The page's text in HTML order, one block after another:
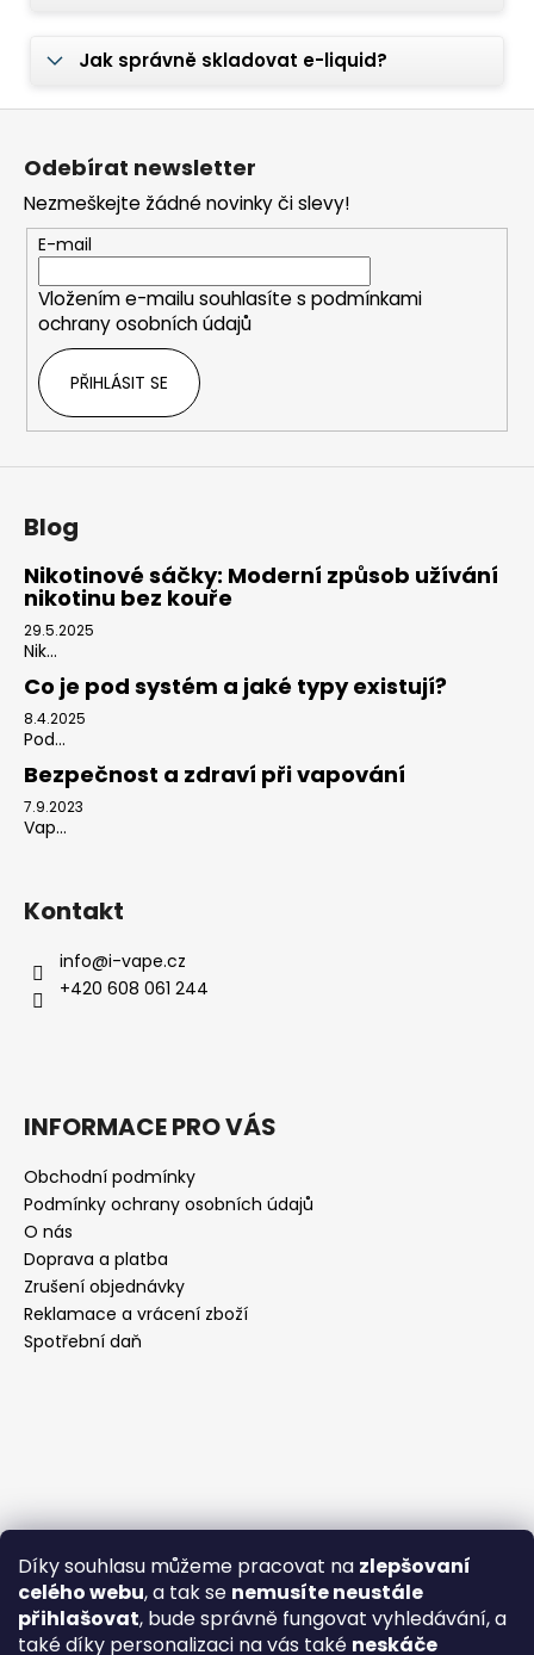
Díky souhlasu můžeme pracovat na zlepšovaní
celého webu, a tak se nemusíte neustále
přihlašovat, bude správně fungovat vyhledávání, a
také díky personalizaci na vás také neskáče
Jak správně skladovat e-liquid?
Z
Odebírat newsletter
Nezmeškejte žádné novinky či slevy!
E-mail
Vložením e-mailu souhlasíte s podmínkami
ochrany osobních údajů
PŘIHLÁSIT SE
Blog
Nikotinové sáčky: Moderní způsob užívání
nikotinu bez kouře
29.5.2025
Nik...
Co je pod systém a jaké typy existují?
8.4.2025
Pod...
Bezpečnost a zdraví při vapování
7.9.2023
Vap...
Kontakt
info@i-vape.cz
+420 608 061 244
INFORMACE PRO VÁS
Obchodní podmínky
Podmínky ochrany osobních údajů
O nás
Doprava a platba
Zrušení objednávky
Reklamace a vrácení zboží
Spotřební daň